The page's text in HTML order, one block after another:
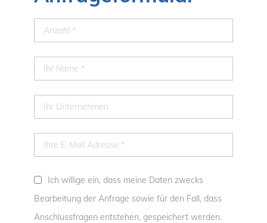
Ich willige ein, dass meine Daten zwecks
Bearbeitung der Anfrage sowie für den Fall, dass
Anschlussfragen entstehen, gespeichert werden.